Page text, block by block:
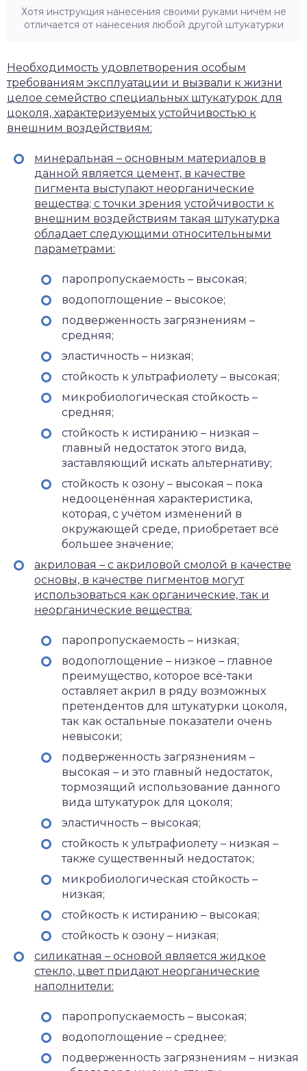
Хотя инструкция нанесения своими руками ничем не
отличается от нанесения любой другой штукатурки
Необходимость удовлетворения особым
требованиям эксплуатации и вызвали к жизни
целое семейство специальных штукатурок для
цоколя, характеризуемых устойчивостью к
внешним воздействиям:
минеральная – основным материалов в
данной является цемент, в качестве
пигмента выступают неорганические
вещества; с точки зрения устойчивости к
внешним воздействиям такая штукатурка
обладает следующими относительными
параметрами:
паропропускаемость – высокая;
водопоглощение – высокое;
подверженность загрязнениям –
средняя;
эластичность – низкая;
стойкость к ультрафиолету – высокая;
микробиологическая стойкость –
средняя;
стойкость к истиранию – низкая –
главный недостаток этого вида,
заставляющий искать альтернативу;
стойкость к озону – высокая – пока
недооценённая характеристика,
которая, с учётом изменений в
окружающей среде, приобретает всё
большее значение;
акриловая – с акриловой смолой в качестве
основы, в качестве пигментов могут
использоваться как органические, так и
неорганические вещества:
паропропускаемость – низкая;
водопоглощение – низкое – главное
преимущество, которое всё-таки
оставляет акрил в ряду возможных
претендентов для штукатурки цоколя,
так как остальные показатели очень
невысоки;
подверженность загрязнениям –
высокая – и это главный недостаток,
тормозящий использование данного
вида штукатурок для цоколя;
эластичность – высокая;
стойкость к ультрафиолету – низкая –
также существенный недостаток;
микробиологическая стойкость –
низкая;
стойкость к истиранию – высокая;
стойкость к озону – низкая;
силикатная – основой является жидкое
стекло, цвет придают неорганические
наполнители:
паропропускаемость – высокая;
водопоглощение – среднее;
подверженность загрязнениям – низкая